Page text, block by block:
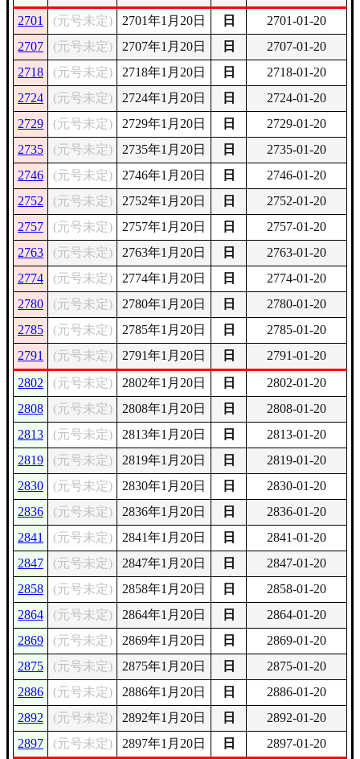
2701
(元号未定) 2701年1月20日 日
2701-01-20
2707
(元号未定) 2707年1月20日 日
2707-01-20
2718
(元号未定) 2718年1月20日 日
2718-01-20
2724
(元号未定) 2724年1月20日 日
2724-01-20
2729
(元号未定) 2729年1月20日 日
2729-01-20
2735
(元号未定) 2735年1月20日 日
2735-01-20
2746
(元号未定) 2746年1月20日 日
2746-01-20
2752
(元号未定) 2752年1月20日 日
2752-01-20
2757
(元号未定) 2757年1月20日 日
2757-01-20
2763
(元号未定) 2763年1月20日 日
2763-01-20
2774
(元号未定) 2774年1月20日 日
2774-01-20
2780
(元号未定) 2780年1月20日 日
2780-01-20
2785
(元号未定) 2785年1月20日 日
2785-01-20
2791
(元号未定) 2791年1月20日 日
2791-01-20
2802
(元号未定) 2802年1月20日 日
2802-01-20
2808
(元号未定) 2808年1月20日 日
2808-01-20
2813
(元号未定) 2813年1月20日 日
2813-01-20
2819
(元号未定) 2819年1月20日 日
2819-01-20
2830
(元号未定) 2830年1月20日 日
2830-01-20
2836
(元号未定) 2836年1月20日 日
2836-01-20
2841
(元号未定) 2841年1月20日 日
2841-01-20
2847
(元号未定) 2847年1月20日 日
2847-01-20
2858
(元号未定) 2858年1月20日 日
2858-01-20
2864
(元号未定) 2864年1月20日 日
2864-01-20
2869
(元号未定) 2869年1月20日 日
2869-01-20
2875
(元号未定) 2875年1月20日 日
2875-01-20
2886
(元号未定) 2886年1月20日 日
2886-01-20
2892
(元号未定) 2892年1月20日 日
2892-01-20
2897
(元号未定) 2897年1月20日 日 2897-01-20